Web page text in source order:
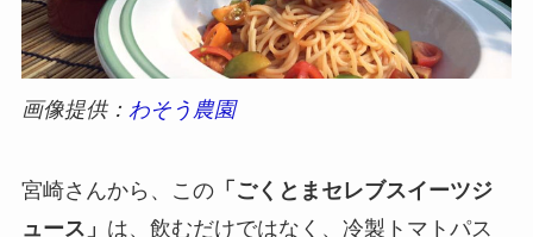
画像提供： わそう農園
宮崎さんから、この「ごくとまセレブスイーツジ
ュース」 は、飲むだけではなく、冷製トマトパス